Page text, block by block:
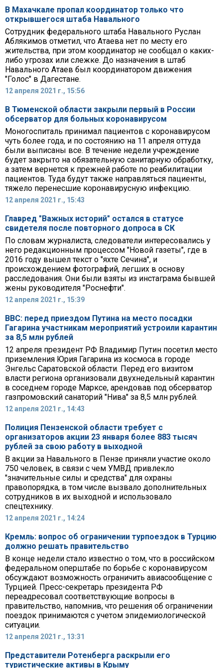
В Махачкале пропал координатор только что
открывшегося штаба Навального
Сотрудник федерального штаба Навального Руслан
Аблякимов отметил, что Атаева нет по месту его
жительства, при этом координатор не сообщал о каких-
либо угрозах или слежке. До назначения в штаб
Навального Атаев был координатором движения
"Голос" в Дагестане.
12 апреля 2021 г., 15:56
В Тюменской области закрыли первый в России
обсерватор для больных коронавирусом
Моногоспиталь принимал пациентов с коронавирусом
чуть более года, и по состоянию на 11 апреля оттуда
были выписаны все. В течение недели учреждение
будет закрыто на обязательную санитарную обработку,
а затем вернется к прежней работе по реабилитации
пациентов. Туда будут также направляться пациенты,
тяжело перенесшие коронавирусную инфекцию.
12 апреля 2021 г., 15:43
Главред "Важных историй" остался в статусе
свидетеля после повторного допроса в СК
По словам журналиста, следователи интересовались у
него редакционным процессом "Новой газеты", где в
2016 году вышел текст о "яхте Сечина", и
происхождением фотографий, легших в основу
расследования. Они были взяты из инстаграма бывшей
жены руководителя "Роснефти".
12 апреля 2021 г., 15:39
ВВС: перед приездом Путина на место посадки
Гагарина участникам мероприятий устроили карантин
за 8,5 млн рублей
12 апреля президент РФ Владимир Путин посетил место
приземления Юрия Гагарина из космоса в городе
Энгельс Саратовской области. Перед его визитом
власти региона организовали двухнедельный карантин
в соседнем городе Марксе, арендовав под обсерватор
газпромовский санаторий "Нива" за 8,5 млн рублей.
12 апреля 2021 г., 14:43
Полиция Пензенской области требует с
организаторов акции 23 января более 883 тысяч
рублей за свою работу в выходной
В акции за Навального в Пензе приняли участие около
750 человек, в связи с чем УМВД привлекло
"значительные силы и средства" для охраны
правопорядка, в том числе вызвало дополнительных
сотрудников в их выходной и использовало
спецтехнику.
12 апреля 2021 г., 14:24
Кремль: вопрос об ограничении турпоездок в Турцию
должно решать правительство
В конце недели стало известно о том, что в российском
федеральном оперштабе по борьбе с коронавирусом
обсуждают возможность ограничить авиасообщение с
Турцией. Пресс-секретарь президента РФ
переадресовал соответствующие вопросы в
правительство, напомнив, что решения об ограничении
поездок принимаются с учетом эпидемиологической
ситуации.
12 апреля 2021 г., 13:31
Представители Ротенберга раскрыли его
туристические активы в Крыму